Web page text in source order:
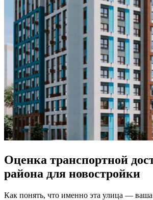
Оценка транспортной
района для новостройки
Как понять, что именно эта улица — ваша